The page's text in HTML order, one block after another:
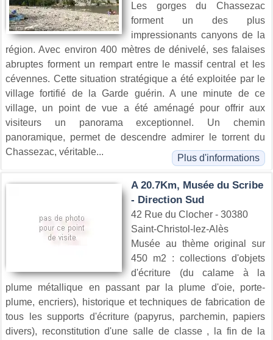
Les gorges du Chassezac
forment un des plus
impressionants canyons de la
région. Avec environ 400 mètres de dénivelé, ses falaises
abruptes forment un rempart entre le massif central et les
cévennes. Cette situation stratégique a été exploitée par le
village fortifié de la Garde guérin. A une minute de ce
village, un point de vue a été aménagé pour offrir aux
visiteurs un panorama exceptionnel. Un chemin
panoramique, permet de descendre admirer le torrent du
Chassezac, véritable...
Plus d'informations
A 20.7Km, Musée du Scribe
- Direction Sud
42 Rue du Clocher - 30380
Saint-Christol-lez-Alès
Musée au thème original sur
450 m2 : collections d'objets
d'écriture (du calame à la
plume métallique en passant par la plume d'oie, porte-
plume, encriers), historique et techniques de fabrication de
tous les supports d'écriture (papyrus, parchemin, papiers
divers), reconstitution d'une salle de classe , la fin de la